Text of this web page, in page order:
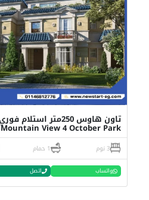
Mountain View 4 October Park
3 نوم 1 حمام
واتساب اتصل